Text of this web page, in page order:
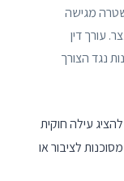
מגישה
עורך דין
נגד הצורך
עילה חוקית
לציבור או